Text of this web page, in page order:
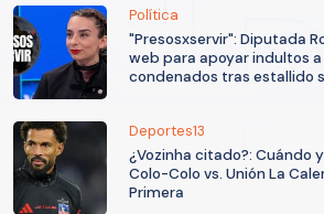
Política
"Presosxservir": Diputada
web para apoyar indultos
condenados tras estallido
Deportes13
¿Vozinha citado?: Cuándo
Colo-Colo vs. Unión La
Primera